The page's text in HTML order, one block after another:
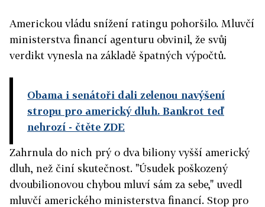
Americkou vládu snížení ratingu pohoršilo. Mluvčí
ministerstva financí agenturu obvinil, že svůj
verdikt vynesla na základě špatných výpočtů.
Obama i senátoři dali zelenou navýšení
stropu pro americký dluh. Bankrot teď
nehrozí - čtěte ZDE
Zahrnula do nich prý o dva biliony vyšší americký
dluh, než činí skutečnost. "Úsudek poškozený
dvoubilionovou chybou mluví sám za sebe," uvedl
mluvčí amerického ministerstva financí. Stop pro